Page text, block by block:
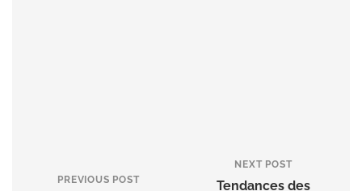
PREVIOUS POST
NEXT POST
Tendances des